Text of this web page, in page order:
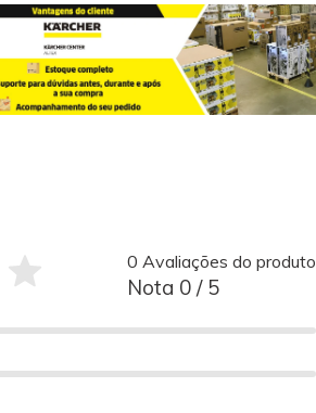
0 Avaliações do produto
Nota 0 / 5